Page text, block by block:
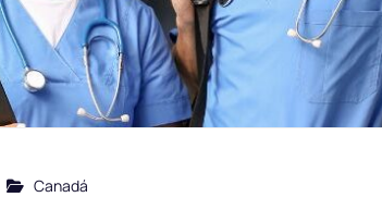
Canadá